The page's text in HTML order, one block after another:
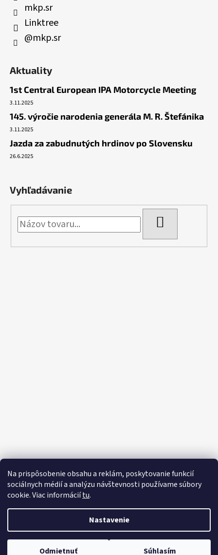
Na prispôsobenie obsahu a reklám, poskytovanie funkcií
sociálnych médií a analýzu návštevnosti používame súbory
cookie. Viac informáciítu.
Nastavenie
Odmietnuť Súhlasím
mkp.sr
Linktree
@mkp.sr
Aktuality
1st Central European IPA Motorcycle Meeting
3.11.2025
145. výročie narodenia generála M. R. Štefánika
3.11.2025
Jazda za zabudnutých hrdinov po Slovensku
26.6.2025
Vyhľadávanie
Copyright 2026Motorový klub Polície
Slovenskej republiky. Všetky práva vyhradené.
Upraviť nastavenie cookies